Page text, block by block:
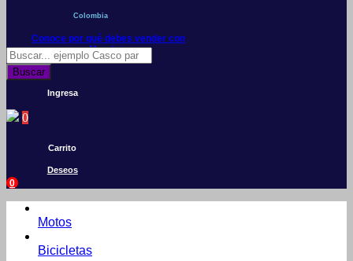
Colombia
Conoce por qué debes vender con
Mercleta
Búsqueda
de
productos
Buscar
Ingresa
0
Carrito
Deseos
0
Motos
Bicicletas